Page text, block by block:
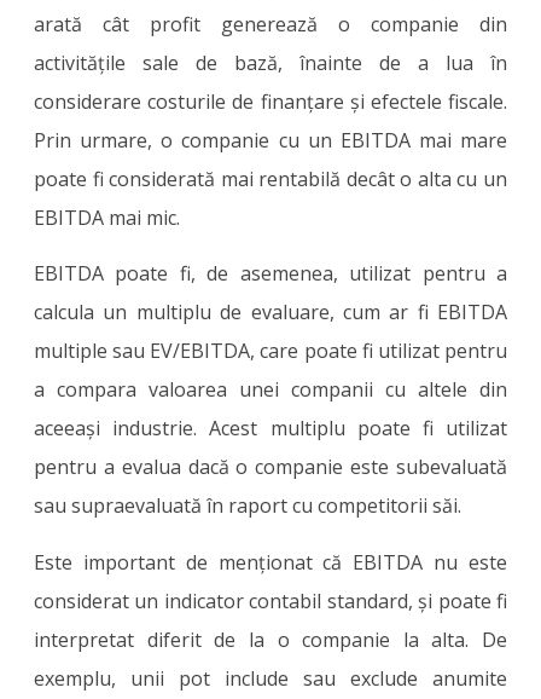
arată cât profit generează o companie din
activitățile sale de bază, înainte de a lua în
considerare costurile de finanțare și efectele fiscale.
Prin urmare, o companie cu un EBITDA mai mare
poate fi considerată mai rentabilă decât o alta cu un
EBITDA mai mic.
EBITDA poate fi, de asemenea, utilizat pentru a
calcula un multiplu de evaluare, cum ar fi EBITDA
multiple sau EV/EBITDA, care poate fi utilizat pentru
a compara valoarea unei companii cu altele din
aceeași industrie. Acest multiplu poate fi utilizat
pentru a evalua dacă o companie este subevaluată
sau supraevaluată în raport cu competitorii săi.
Este important de menționat că EBITDA nu este
considerat un indicator contabil standard, și poate fi
interpretat diferit de la o companie la alta. De
exemplu, unii pot include sau exclude anumite